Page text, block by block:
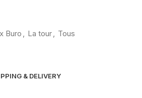
Buro , La tour, Tous
& DELIVERY